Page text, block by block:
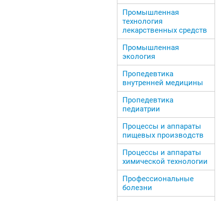
Промышленная
технология
лекарственных средств
Промышленная
экология
Пропедевтика
внутренней медицины
Пропедевтика
педиатрии
Процессы и аппараты
пищевых производств
Процессы и аппараты
химической технологии
Профессиональные
болезни